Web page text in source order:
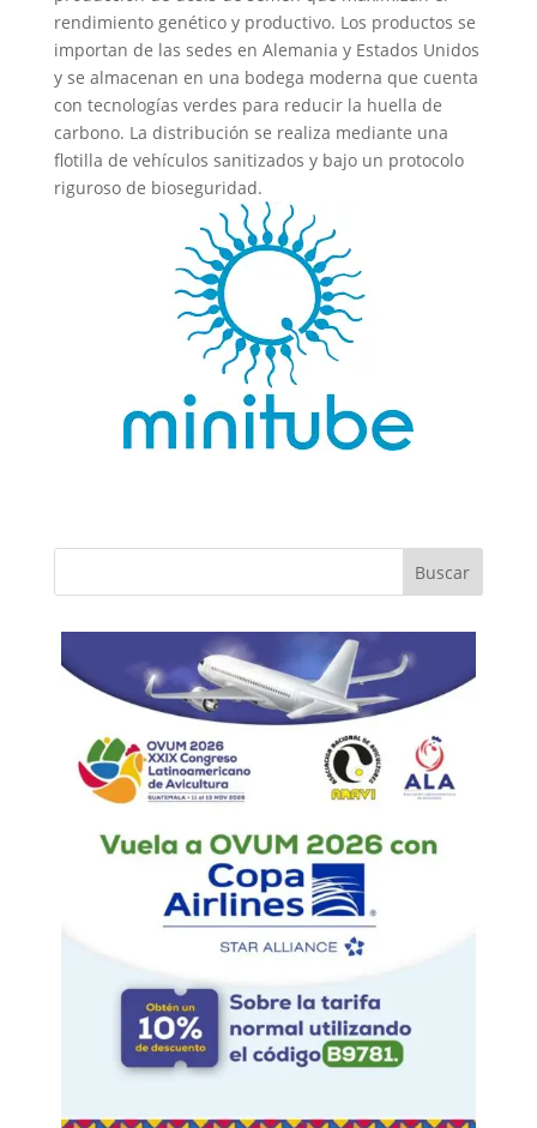
rendimiento genético y productivo. Los productos se
importan de las sedes en Alemania y Estados Unidos
y se almacenan en una bodega moderna que cuenta
con tecnologías verdes para reducir la huella de
carbono. La distribución se realiza mediante una
flotilla de vehículos sanitizados y bajo un protocolo
riguroso de bioseguridad.
Buscar